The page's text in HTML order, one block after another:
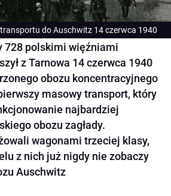
do Auschwitz 14 czerwca 1940
728 polskimi więźniami
z Tarnowa 14 czerwca 1940
obozu koncentracyjnego
masowy transport, który
najbardziej
obozu zagłady.
wagonami trzeciej klasy,
z nich już nigdy nie zobaczy
Auschwitz